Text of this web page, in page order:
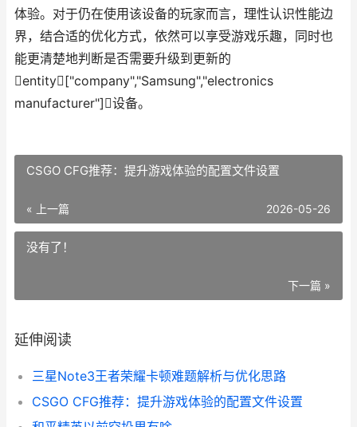
体验。对于仍在使用该设备的玩家而言，理性认识性能边
界，结合适的优化方式，依然可以享受游戏乐趣，同时也
能更清楚地判断是否需要升级到更新的
entity["company","Samsung","electronics
manufacturer"]设备。
CSGO CFG推荐：提升游戏体验的配置文件设置
« 上一篇 2026-05-26
没有了！
下一篇 »
延伸阅读
三星Note3王者荣耀卡顿难题解析与优化思路
CSGO CFG推荐：提升游戏体验的配置文件设置